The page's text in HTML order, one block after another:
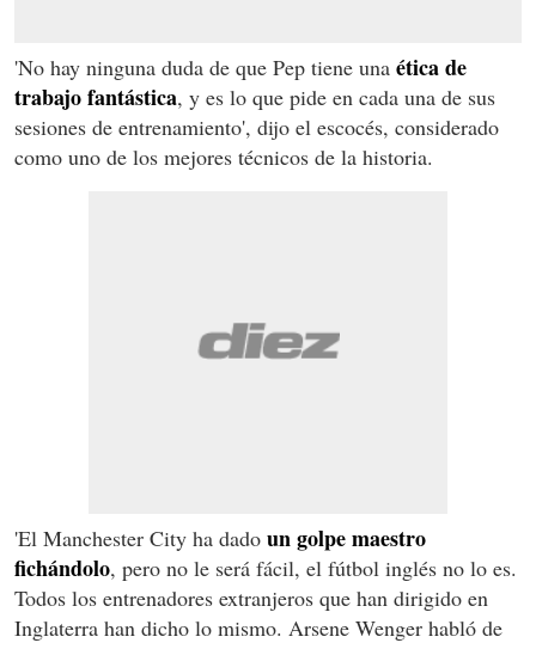
'No hay ninguna duda de que Pep tiene una ética de
trabajo fantástica, y es lo que pide en cada una de sus
sesiones de entrenamiento', dijo el escocés, considerado
como uno de los mejores técnicos de la historia.
'El Manchester City ha dado un golpe maestro
fichándolo, pero no le será fácil, el fútbol inglés no lo es.
Todos los entrenadores extranjeros que han dirigido en
Inglaterra han dicho lo mismo. Arsene Wenger habló de